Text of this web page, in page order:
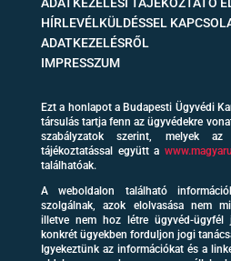
ADATKEZELÉSI TÁJÉKOZTATÓ
HÍRLEVÉLKÜLDÉSSEL
ADATKEZELÉSRŐL
IMPRESSZUM
Ezt a honlapot a Budapesti Ügyvédi
társulás tartja fenn az ügyvédekre
szabályzatok szerint, melyek az
tájékoztatással együtt a
találhatóak.
A weboldalon található
szolgálnak, azok elolvasása nem
illetve nem hoz létre ügyvéd-
konkrét ügyekben forduljon jogi
Igyekeztünk az információkat és a